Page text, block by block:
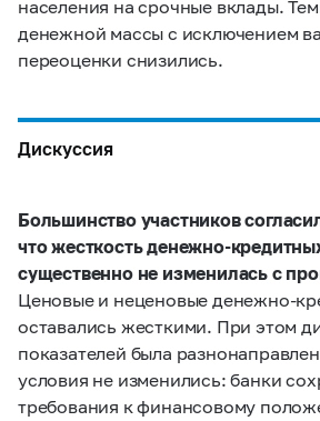
населения на срочные вклады.
денежной массы с исключением
переоценки снизились.
Дискуссия
Большинство участников
что жесткость денежно-
существенно не изменилась с
Ценовые и неценовые денежно-
оставались жесткими. При этом
показателей была
условия не изменились: банки
требования к финансовому